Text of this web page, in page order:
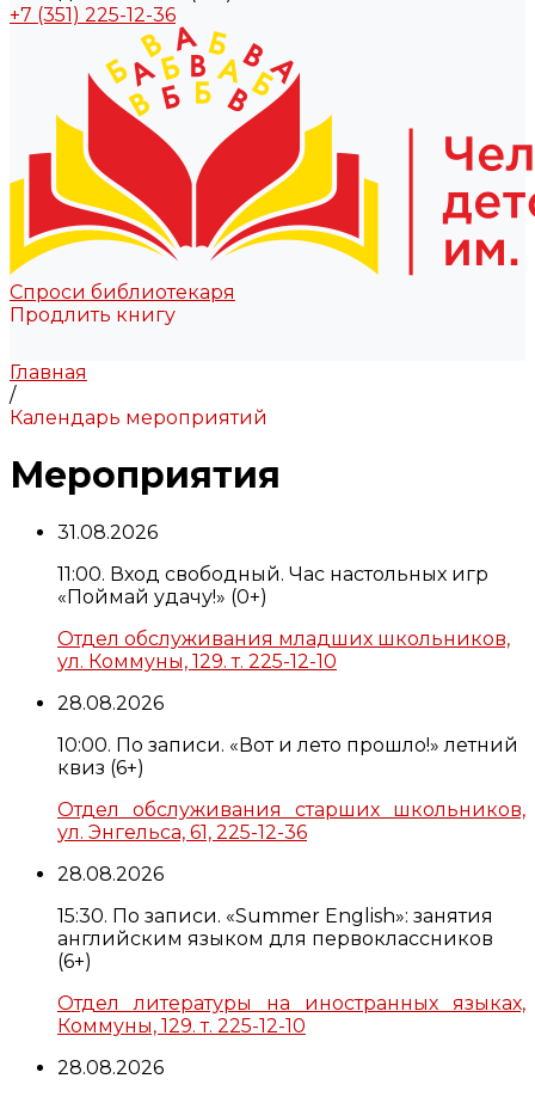
+7 (351) 225-12-36
Спроси библиотекаря
Продлить книгу
Главная
/
Календарь мероприятий
Мероприятия
31.08.2026
11:00. Вход свободный. Час настольных игр
«Поймай удачу!» (0+)
Отдел обслуживания младших школьников,
ул. Коммуны, 129. т. 225-12-10
28.08.2026
10:00. По записи. «Вот и лето прошло!» летний
квиз (6+)
Отдел обслуживания старших школьников,
ул. Энгельса, 61, 225-12-36
28.08.2026
15:30. По записи. «Summer English»: занятия
английским языком для первоклассников
(6+)
Отдел литературы на иностранных языках,
Коммуны, 129. т. 225-12-10
28.08.2026